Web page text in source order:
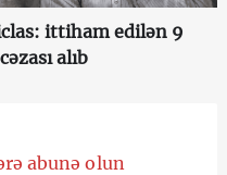
ittiham edilən 9
alıb
abunə olun